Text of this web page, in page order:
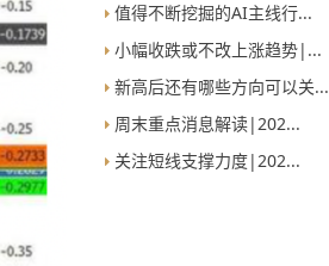
值得不断挖掘的AI主线行...
小幅收跌或不改上涨趋势|...
新高后还有哪些方向可以关...
周末重点消息解读|202...
关注短线支撑力度|202...